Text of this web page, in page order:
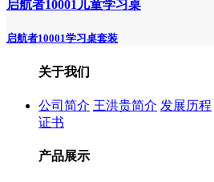
启航者10001儿童学习桌
启航者10001学习桌套装
关于我们
公司简介 王洪贵简介 发展历程
证书
产品展示